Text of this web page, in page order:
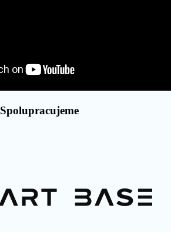
Spolupracujeme